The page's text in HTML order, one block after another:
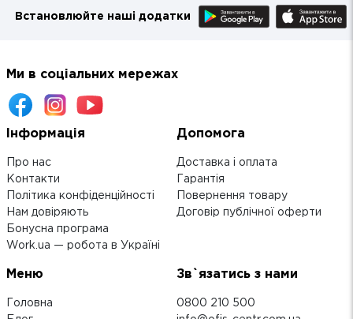
Встановлюйте наші додатки
Ми в соціальних мережах
Інформація
Про нас
Контакти
Політика конфіденційності
Нам довіряють
Бонусна програма
Work.ua — робота в Україні
Допомога
Доставка і оплата
Гарантія
Повернення товару
Договір публічної оферти
Меню
Головна
Зв`язатись з нами
0800 210 500